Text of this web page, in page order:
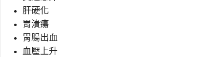
肝硬化
胃潰瘍
胃腸出血
血壓上升